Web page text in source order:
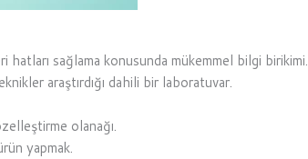
sağlama konusunda mükemmel bilgi birikimi.
araştırdığı dahili bir laboratuvar.
olanağı.
yapmak.